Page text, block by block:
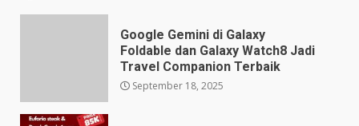
Google Gemini di Galaxy
Foldable dan Galaxy Watch8 Jadi
Travel Companion Terbaik
September 18, 2025